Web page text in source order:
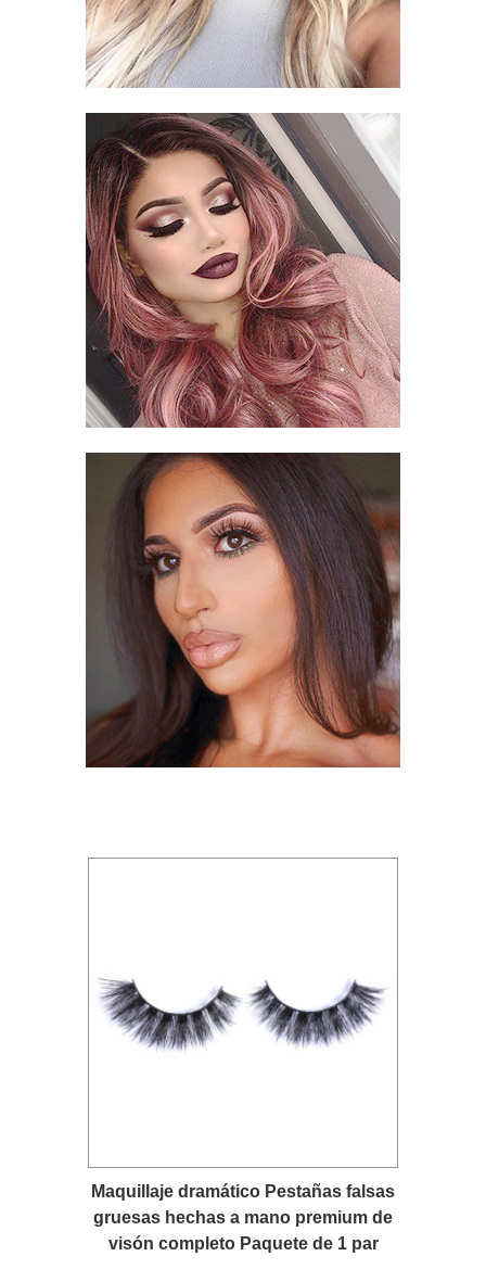
Maquillaje dramático Pestañas falsas
gruesas hechas a mano premium de
visón completo Paquete de 1 par